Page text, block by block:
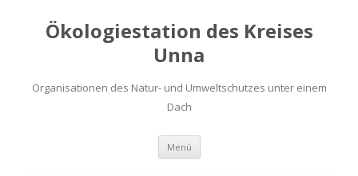
Ökologiestation des Kreises
Unna
Organisationen des Natur- und Umweltschutzes unter einem
Dach
Menü Zum
springen